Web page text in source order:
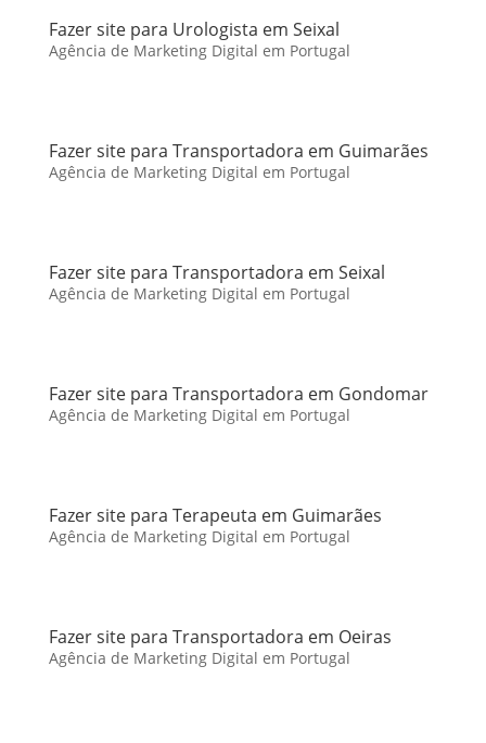
Fazer site para Urologista em Seixal
Agência de Marketing Digital em Portugal
Fazer site para Transportadora em Guimarães
Agência de Marketing Digital em Portugal
Fazer site para Transportadora em Seixal
Agência de Marketing Digital em Portugal
Fazer site para Transportadora em Gondomar
Agência de Marketing Digital em Portugal
Fazer site para Terapeuta em Guimarães
Agência de Marketing Digital em Portugal
Fazer site para Transportadora em Oeiras
Agência de Marketing Digital em Portugal